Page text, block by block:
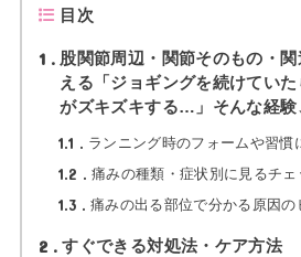
目次
1
股関節周辺・関節そのもの・
える「ジョギングを続けてい
がズキズキする…」そんな経験
1.1 ランニング時のフォームや習慣
1.2 痛みの種類・症状別に見るチェ
1.3 痛みの出る部位で分かる原因の
2 すぐできる対処法・ケア方法